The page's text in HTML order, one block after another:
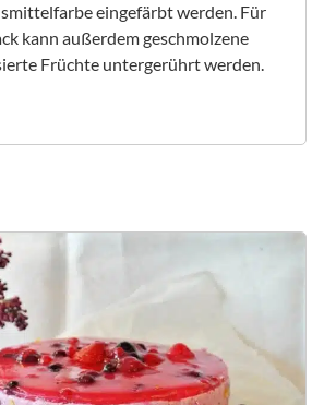
eingefärbt werden. Für
kann außerdem geschmolzene
Früchte untergerührt werden.